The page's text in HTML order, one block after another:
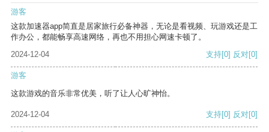
游客
这款加速器app简直是居家旅行必备神器，无论是看视频、玩游戏还是工
作办公，都能畅享高速网络，再也不用担心网速卡顿了。
2024-12-04
支持[0] 反对[0]
游客
这款游戏的音乐非常优美，听了让人心旷神怡。
2024-12-04 支持[0] 反对[0]